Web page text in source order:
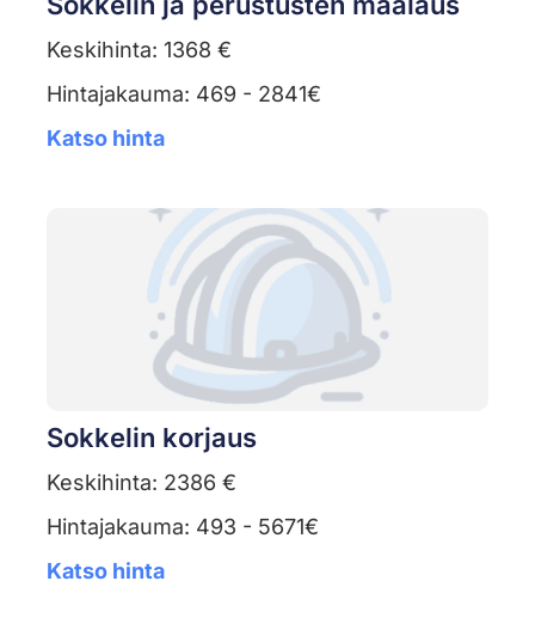
Keskihinta: 1368 €
Hintajakauma: 469 - 2841€
Katso hinta
Sokkelin korjaus
Keskihinta: 2386 €
Hintajakauma: 493 - 5671€
Katso hinta